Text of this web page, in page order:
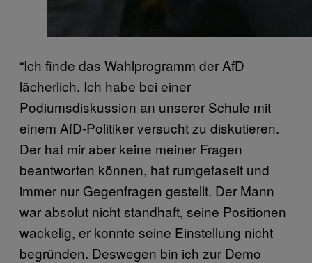
“Ich finde das Wahlprogramm der AfD
lächerlich. Ich habe bei einer
Podiumsdiskussion an unserer Schule mit
einem AfD-Politiker versucht zu diskutieren.
Der hat mir aber keine meiner Fragen
beantworten können, hat rumgefaselt und
immer nur Gegenfragen gestellt. Der Mann
war absolut nicht standhaft, seine Positionen
wackelig, er konnte seine Einstellung nicht
begründen. Deswegen bin ich zur Demo